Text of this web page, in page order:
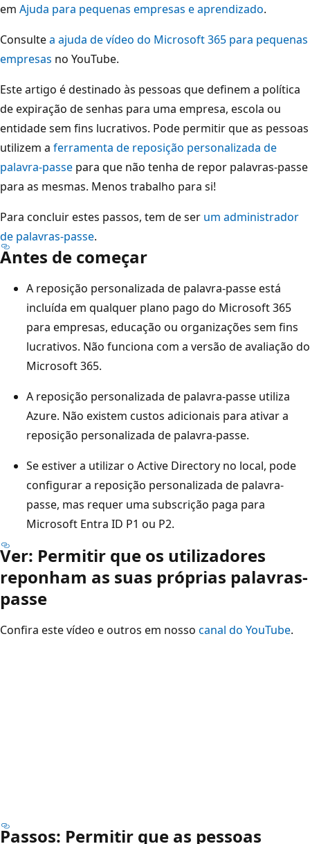
em Ajuda para pequenas empresas e aprendizado.
Consultea ajuda de vídeo do Microsoft 365 para pequenas
empresas no YouTube.
Este artigo é destinado às pessoas que definem a política
de expiração de senhas para uma empresa, escola ou
entidade sem fins lucrativos. Pode permitir que as pessoas
utilizem a ferramenta de reposição personalizada de
palavra-passe para que não tenha de repor palavras-passe
para as mesmas. Menos trabalho para si!
Para concluir estes passos, tem de ser um administrador
de palavras-passe.
Antes de começar
A reposição personalizada de palavra-passe está
incluída em qualquer plano pago do Microsoft 365
para empresas, educação ou organizações sem fins
lucrativos. Não funciona com a versão de avaliação do
Microsoft 365.
A reposição personalizada de palavra-passe utiliza
Azure. Não existem custos adicionais para ativar a
reposição personalizada de palavra-passe.
Se estiver a utilizar o Active Directory no local, pode
configurar a reposição personalizada de palavra-
passe, mas requer uma subscrição paga para
Microsoft Entra ID P1 ou P2.
Ver: Permitir que os utilizadores
reponham as suas próprias palavras-
passe
Confira este vídeo e outros em nosso canal do YouTube.
Passos: Permitir que as pessoas